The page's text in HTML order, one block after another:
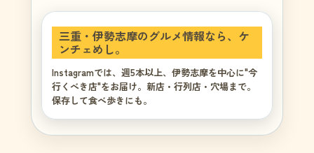
三重・伊勢志摩のグルメ情報なら、ケ
ンチェめし。
Instagramでは、週5本以上、伊勢志摩を中心に"今
行くべき店"をお届け。新店・行列店・穴場まで。
保存して食べ歩きにも。